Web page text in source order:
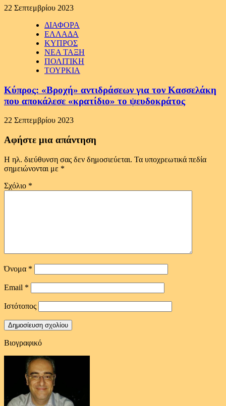
22 Σεπτεμβρίου 2023
ΔΙΑΦΟΡΑ
ΕΛΛΑΔΑ
ΚΥΠΡΟΣ
ΝΕΑ ΤΑΞΗ
ΠΟΛΙΤΙΚΗ
ΤΟΥΡΚΙΑ
Κύπρος: «Βροχή» αντιδράσεων για τον Κασσελάκη
που αποκάλεσε «κρατίδιο» το ψευδοκράτος
22 Σεπτεμβρίου 2023
Αφήστε μια απάντηση
Η ηλ. διεύθυνση σας δεν δημοσιεύεται. Τα υποχρεωτικά πεδία
σημειώνονται με *
Σχόλιο *
Όνομα *
Email *
Ιστότοπος
Βιογραφικό